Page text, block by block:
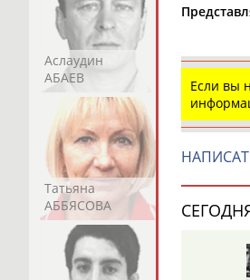
Аслаудин
АБАЕВ
Елена
Татьяна
АББЯСОВА
Акжана
Если вы